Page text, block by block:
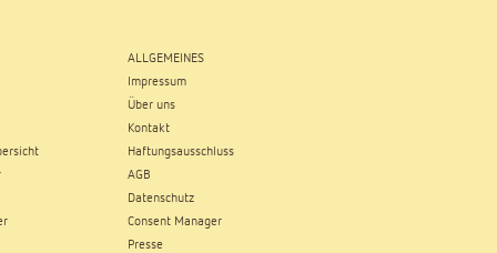
ALLGEMEINES
Impressum
Über uns
Kontakt
Haftungsausschluss
AGB
Datenschutz
Consent Manager
Presse